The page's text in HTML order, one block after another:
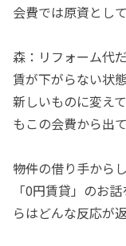
会費では原資とし
森：リフォーム代
賃が下がらない状
新しいものに変え
もこの会費から出
――物件の借り手か
「0円賃貸」のお
らはどんな反応が